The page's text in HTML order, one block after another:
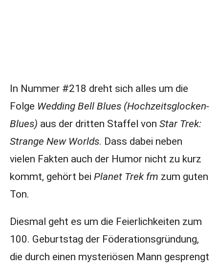
In Nummer #218 dreht sich alles um die
Folge Wedding Bell Blues (Hochzeitsglocken-
Blues) aus der dritten Staffel von Star Trek:
Strange New Worlds. Dass dabei neben
vielen Fakten auch der Humor nicht zu kurz
kommt, gehört bei Planet Trek fm zum guten
Ton.
Diesmal geht es um die Feierlichkeiten zum
100. Geburtstag der Föderationsgründung,
die durch einen mysteriösen Mann gesprengt